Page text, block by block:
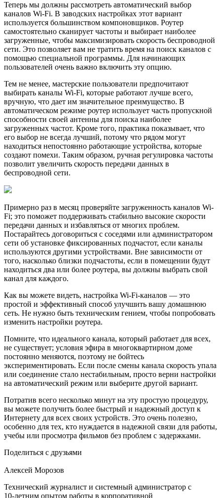
Теперь мы должны рассмотреть автоматический выбор
каналов Wi-Fi. В заводских настройках этот вариант
используется большинством компоновщиков. Роутер
самостоятельно сканирует частоты и выбирает наиболее
загруженные, чтобы максимизировать скорость беспроводной
сети. Это позволяет вам не тратить время на поиск каналов с
помощью специальной программы. Для начинающих
пользователей очень важно включить эту опцию.
Тем не менее, мастeрские пользователи предпочитают
выбирать каналы Wi-Fi, которые работают лучше всего,
вручную, что дает им значительное преимущество. В
автоматическом режиме роутер использует часть пропускной
способности своей антенны для поиска наиболее
загруженных частот. Кроме того, практика показывает, что
его выбор не всегда лучший, потому что рядом могут
находиться непостоянно работающие устройства, которые
создают помехи. Таким образом, ручная регулировка частоты
позволит увеличить скорость передачи данных в
беспроводной сети.
Примерно раз в месяц проверяйте загруженность каналов Wi-
Fi; это поможет поддерживать стабильно высокие скорости
передачи данных и избавляться от многих проблем.
Постарайтесь договориться с соседями или администратором
сети об установке фиксированных подчастот, если каналы
используются другими устройствами. Вне зависимости от
того, насколько близки подчастоты, если в помещении будут
находиться два или более роутера, вы должны выбрать свой
канал для каждого.
Как вы можете видеть, настройка Wi-Fi-каналов — это
простой и эффективный способ улучшить вашу домашнюю
сеть. Не нужно быть техническим гением, чтобы попробовать
изменить настройки роутера.
Помните, что идеального канала, который работает для всех,
не существует; условия эфира в многоквартирном доме
постоянно меняются, поэтому не бойтесь
экспериментировать. Если после смены канала скорость упала
или соединение стало нестабильным, просто верни настройки
на автоматический режим или выберите другой вариант.
Потратив всего несколько минут на эту простую процедуру,
вы можете получить более быстрый и надежный доступ к
Интернету для всех своих устройств. Это очень полезно,
особенно для тех, кто нуждается в надежной связи для работы,
учебы или просмотра фильмов без проблем с задержками.
Поделиться с друзьями
Алексей Морозов
Технический журналист и системный администратор с
10‑летним опытом работы в корпоративной